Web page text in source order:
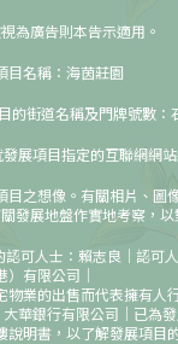
為廣告則本告示適用。
目名稱：海茵莊園
的街道名稱及門牌號數：
展項目指定的互聯網網站
之想像。有關相片、圖
展地盤作實地考察，
可人士：賴志良｜認
）有限公司｜
業的出售而代表擁有人
華銀行有限公司｜已為
明書，以了解發展項目